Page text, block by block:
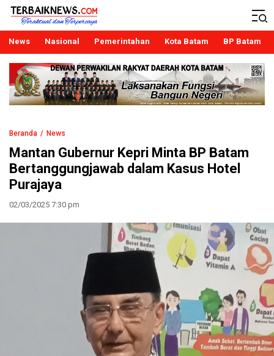
Terbaiknews
Teraktual dan Terpercaya
News Nasional Pemerintahan Kota Batam BP Batam
Beranda News
Mantan Gubernur Kepri Minta BP Batam
Bertanggungjawab dalam Kasus Hotel
Purajaya
02/03/2025 7:30 pm